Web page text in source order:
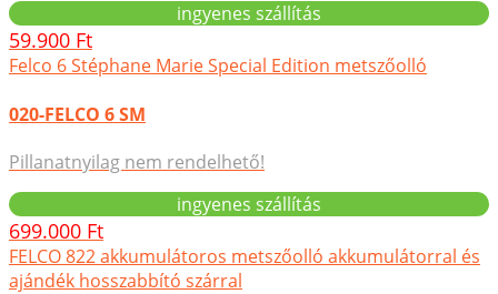
ingyenes szállítás
59.900 Ft
Felco 6 Stéphane Marie Special Edition metszőolló
020-FELCO 6 SM
Pillanatnyilag nem rendelhető!
ingyenes szállítás
699.000 Ft
FELCO 822 akkumulátoros metszőolló akkumulátorral és
ajándék hosszabbító szárral